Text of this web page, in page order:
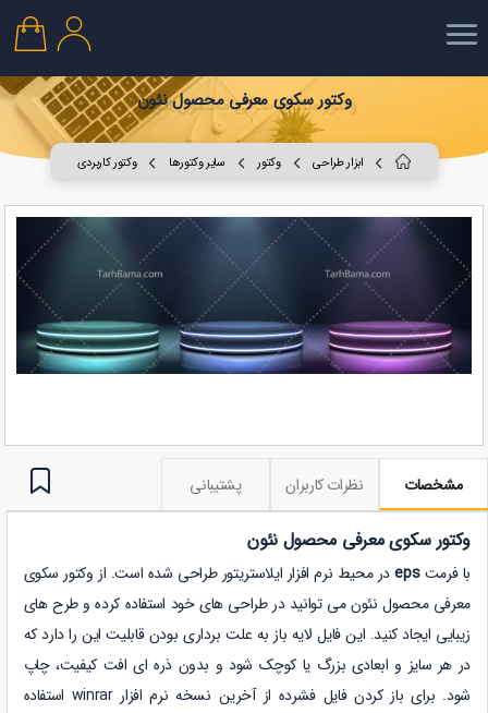
وکتور سکوی معرفی محصول نئون
ابزار طراحی وکتور سایر وکتورها وکتور کاربردی
مشخصات نظرات کاربران پشتیبانی
وکتور سکوی معرفی محصول نئون
با فرمتepsدر محیط نرم افزار ایلاستریتور طراحی شده است. از وکتور سکوی
معرفی محصول نئون می توانید در طراحی های خود استفاده کرده و طرح های
زیبایی ایجاد کنید. این فایل لایه باز به علت برداری بودن قابلیت این را دارد که
در هر سایز و ابعادی بزرگ یا کوچک شود و بدون ذره ای افت کیفیت، چاپ
شود.
برای باز کردن فایل فشرده از آخرین نسخه نرم افزار winrar استفاده